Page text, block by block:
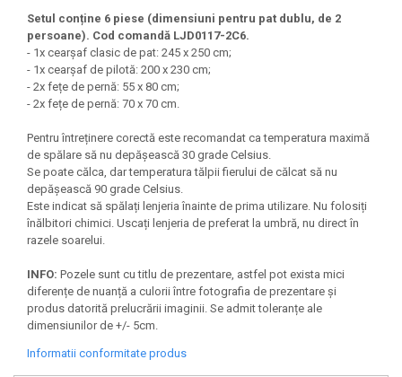
Setul conține 6 piese (dimensiuni pentru pat dublu, de 2
persoane). Cod comandă LJD0117-2C6.
- 1x cearșaf clasic de pat: 245 x 250 cm;
- 1x cearșaf de pilotă: 200 x 230 cm;
- 2x fețe de pernă: 55 x 80 cm;
- 2x fețe de pernă: 70 x 70 cm.
Pentru întreținere corectă este recomandat ca temperatura maximă
de spălare să nu depășească 30 grade Celsius.
Se poate călca, dar temperatura tălpii fierului de călcat să nu
depășească 90 grade Celsius.
Este indicat să spălați lenjeria înainte de prima utilizare. Nu folosiți
înălbitori chimici. Uscați lenjeria de preferat la umbră, nu direct în
razele soarelui.
INFO: Pozele sunt cu titlu de prezentare, astfel pot exista mici
diferențe de nuanță a culorii între fotografia de prezentare și
produs datorită prelucrării imaginii. Se admit toleranțe ale
dimensiunilor de +/- 5cm.
Informatii conformitate produs